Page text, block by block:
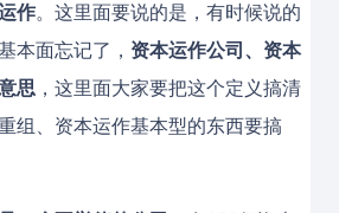
作。这里面要说的是，有时候说的
本面忘记了， 资本运作公司、资本
思 ，这里面大家要把这个定义搞清
组、资本运作基本型的东西要搞